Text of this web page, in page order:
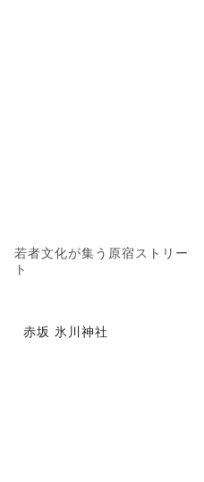
若者文化が集う原宿ストリー
ト
赤坂 氷川神社